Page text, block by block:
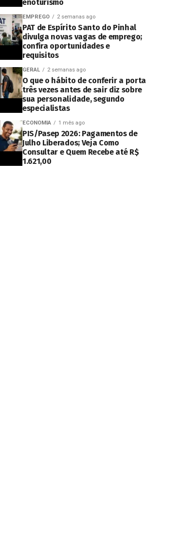
enoturismo
EMPREGO 2 semanas ago
PAT de Espírito Santo do Pinhal
divulga novas vagas de emprego;
confira oportunidades e
requisitos
GERAL 2 semanas ago
O que o hábito de conferir a porta
três vezes antes de sair diz sobre
sua personalidade, segundo
especialistas
ECONOMIA 1 mês ago
PIS/Pasep 2026: Pagamentos de
Julho Liberados; Veja Como
Consultar e Quem Recebe até R$
1.621,00